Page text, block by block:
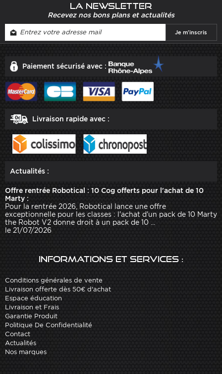
La newsletter
Recevez nos bons plans et actualités
Paiement sécurisé avec :
Livraison rapide avec :
Actualités :
Offre rentrée Robotical : 10 Cog offerts pour l'achat de 10
Marty :
Pour la rentrée 2026, Robotical lance une offre
exceptionnelle pour les classes : l'achat d'un pack de 10 Marty
the Robot V2 donne droit à un pack de 10 ...
le 21/07/2026
Informations et services :
Conditions générales de vente
Livraison offerte dès 50€ d'achat
Espace éducation
Livraison et Frais
Garantie Produit
Politique De Confidentialité
Contact
Actualités
Nos marques